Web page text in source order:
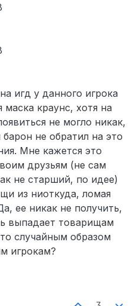
игд у данного игрока
краунс, хотя на
не могло никак,
не обратил на это
Мне кажется это
друзьям (не сам
не старший, по идее)
из ниоткуда, ломая
ее никак не получить,
выпадает товарищам
случайным образом
игрокам?